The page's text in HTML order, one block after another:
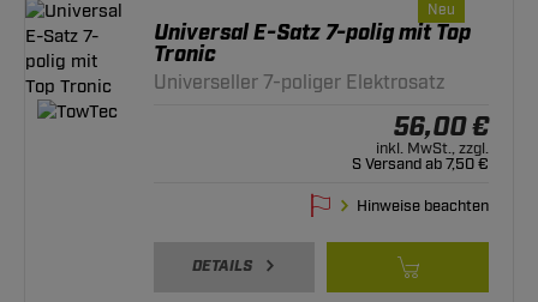
Neu
Universal E-Satz 7-polig mit Top
Tronic
Universeller 7-poliger Elektrosatz
56,00 €
inkl. MwSt., zzgl.
S Versand ab 7,50 €
Hinweise beachten
DETAILS